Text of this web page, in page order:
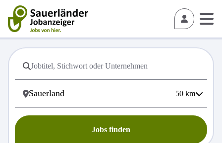
50 km
Jobs finden